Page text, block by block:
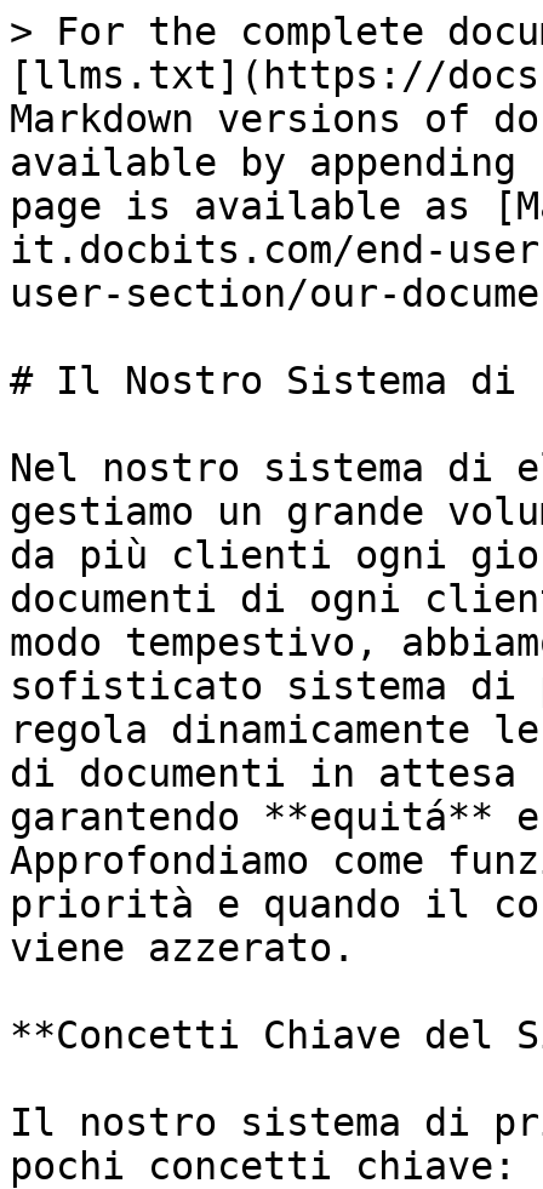
> For the complete
[llms.txt](https://
Markdown versions of
available by
page is available as
it.docbits.com/end-
user-section/our-
# Il Nostro Sistema di
Nel nostro sistema di
gestiamo un grande
da più clienti ogni
documenti di ogni
modo tempestivo,
sofisticato sistema di
regola dinamicamente
di documenti in
garantendo **equitá**
Approfondiamo come
priorità e quando il
viene azzerato.
**Concetti Chiave del
Il nostro sistema di
pochi concetti chiave: